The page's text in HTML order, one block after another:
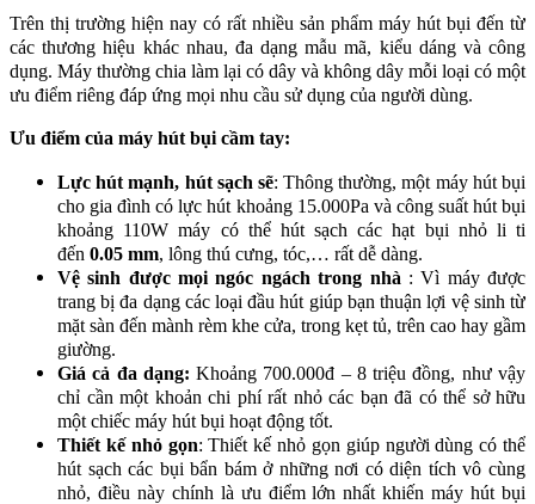
Trên thị trường hiện nay có rất nhiều sản phẩm máy hút bụi đến từ
các thương hiệu khác nhau, đa dạng mẫu mã, kiểu dáng và công
dụng. Máy thường chia làm lại có dây và không dây mỗi loại có một
ưu điểm riêng đáp ứng mọi nhu cầu sử dụng của người dùng.
Ưu điểm của máy hút bụi cầm tay:
Lực hút mạnh, hút sạch sẽ: Thông thường, một máy hút bụi
cho gia đình có lực hút khoảng 15.000Pa và công suất hút bụi
khoảng 110W máy có thể hút sạch các hạt bụi nhỏ li ti
đến 0.05 mm, lông thú cưng, tóc,… rất dễ dàng.
Vệ sinh được mọi ngóc ngách trong nhà : Vì máy được
trang bị đa dạng các loại đầu hút giúp bạn thuận lợi vệ sinh từ
mặt sàn đến mành rèm khe cửa, trong kẹt tủ, trên cao hay gầm
giường.
Giá cả đa dạng: Khoảng 700.000đ – 8 triệu đồng, như vậy
chỉ cần một khoản chi phí rất nhỏ các bạn đã có thể sở hữu
một chiếc máy hút bụi hoạt động tốt.
Thiết kế nhỏ gọn: Thiết kế nhỏ gọn giúp người dùng có thể
hút sạch các bụi bẩn bám ở những nơi có diện tích vô cùng
nhỏ, điều này chính là ưu điểm lớn nhất khiến máy hút bụi